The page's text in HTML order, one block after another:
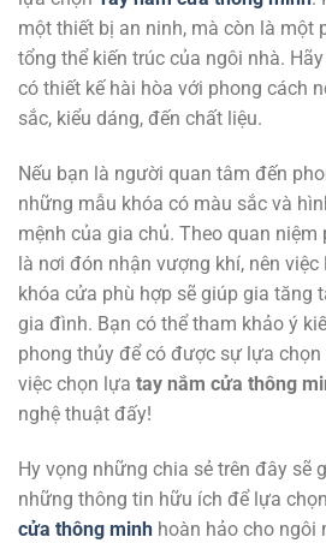
một thiết bị an ninh, mà còn là một
tổng thể kiến trúc của ngôi nhà.
có thiết kế hài hòa với phong cách
sắc, kiểu dáng, đến chất liệu.
Nếu bạn là người quan tâm đến
những mẫu khóa có màu sắc và
mệnh của gia chủ. Theo quan niệm
là nơi đón nhận vượng khí, nên
khóa cửa phù hợp sẽ giúp gia tăng
gia đình. Bạn có thể tham khảo ý
phong thủy để có được sự lựa
việc chọn lựa tay nắm cửa thông
nghệ thuật đấy!
Hy vọng những chia sẻ trên đây sẽ
những thông tin hữu ích để lựa
cửa thông minh hoàn hảo cho ngôi